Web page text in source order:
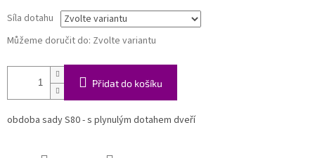
Síla dotahu
Můžeme doručit do: Zvolte variantu
Přidat do košíku
obdoba sady S80 - s plynulým dotahem dveří